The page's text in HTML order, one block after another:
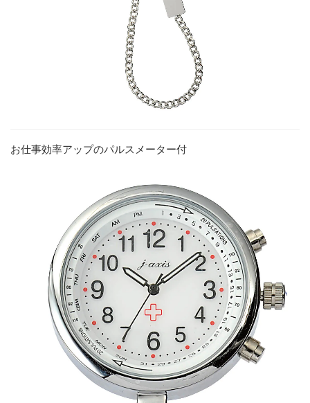
お仕事効率アップのパルスメーター付